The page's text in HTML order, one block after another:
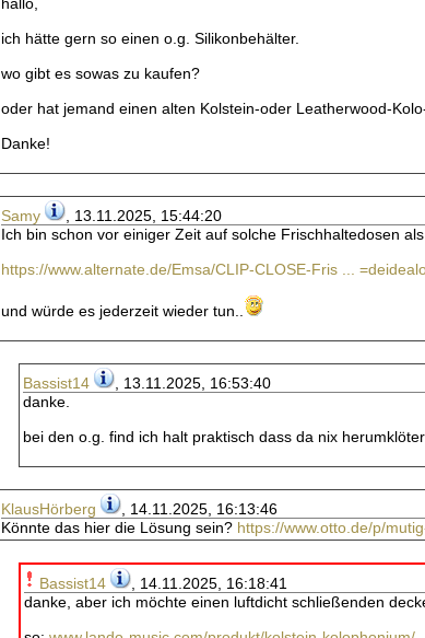
ich hätte gern so einen o.g. Silikonbehälter.
wo gibt es sowas zu kaufen?
oder hat jemand einen alten Kolstein-oder Leatherwood-
Danke!
Samy
, 13.11.2025, 15:44:20
Ich bin schon vor einiger Zeit auf solche Frischhaltedosen
https://www.alternate.de/Emsa/CLIP-CLOSE-Fris ...
und würde es jederzeit wieder tun..
Bassist14
, 13.11.2025, 16:53:40
danke.
bei den o.g. find ich halt praktisch dass da nix
KlausHörberg
, 14.11.2025, 16:13:46
Könnte das hier die Lösung sein? https://www.otto.de/p/
Bassist14
, 14.11.2025, 16:18:41
danke, aber ich möchte einen luftdicht schließenden